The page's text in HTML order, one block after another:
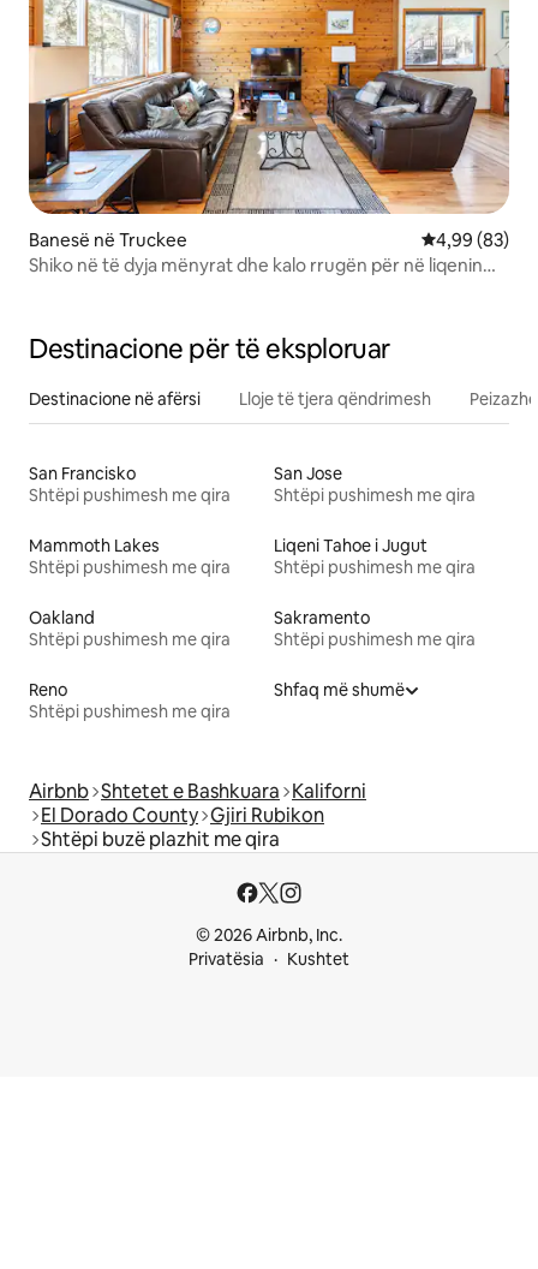
Banesë në Truckee Vlerësimi
4,99 (83)
Shiko në të dyja mënyrat dhe kalo rrugën për në liqenin
Destinacione për të eksploruar
Destinacione në afërsi Lloje të tjera qëndrimesh
San Francisko
Shtëpi pushimesh me qira
San Jose
Shtëpi pushimesh me qira
Mammoth Lakes
Shtëpi pushimesh me qira
Liqeni Tahoe i Jugut
Shtëpi pushimesh me qira
Oakland
Shtëpi pushimesh me qira
Sakramento
Shtëpi pushimesh me qira
Reno
Shtëpi pushimesh me qira
Shfaq më shumë
Airbnb Shtetet e Bashkuara Kaliforni
El Dorado County Gjiri Rubikon
Shtëpi buzë plazhit me qira
© 2026 Airbnb, Inc.
Privatësia
Kushtet